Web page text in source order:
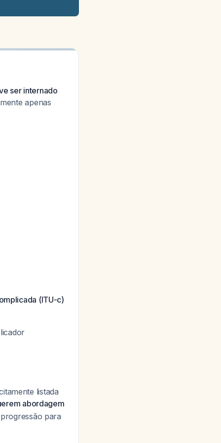
ser internado
apenas
(ITU-c)
listada
abordagem
para